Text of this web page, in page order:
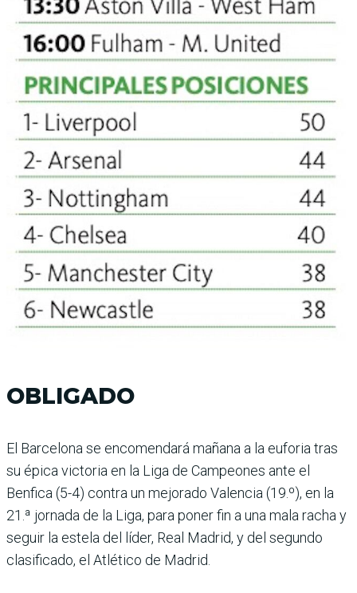
OBLIGADO
El Barcelona se encomen­dará mañana a la euforia tras
su épica victoria en la Liga de Campeones ante el
Benfica (5-4) contra un mejorado Valencia (19.º), en la
21.ª jor­nada de la Liga, para poner fin a una mala racha y
seguir la estela del líder, Real Madrid, y del segundo
clasificado, el Atlético de Madrid.